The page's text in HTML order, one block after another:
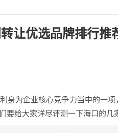
让优选品牌排行推
身为企业核心竞争力当中的一
要给大家详尽评测一下海口的几